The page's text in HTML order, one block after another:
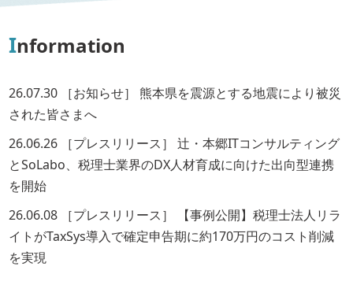
Information
26.07.30 ［お知らせ］
熊本県を震源とする地震により被災
された皆さまへ
26.06.26
［プレスリリース］
辻・本郷ITコンサルティング
とSoLabo、税理士業界のDX人材育成に向けた出向型連携
を開始
26.06.08
［プレスリリース］
【事例公開】税理士法人リラ
イトがTaxSys導入で確定申告期に約170万円のコスト削減
を実現